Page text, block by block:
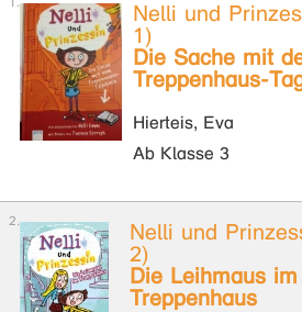
Nelli und
1)
Die Sache mit
Treppenhaus-
Hierteis, Eva
Ab Klasse 3
Nelli und
2)
Die Leihmaus im
Treppenhaus